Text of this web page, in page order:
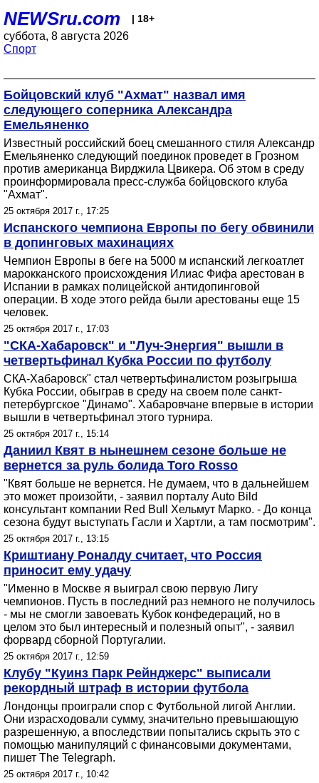
NEWSru.com | 18+
суббота, 8 августа 2026
Спорт
Бойцовский клуб "Ахмат" назвал имя
следующего соперника Александра
Емельяненко
Известный российский боец смешанного стиля Александр
Емельяненко следующий поединок проведет в Грозном
против американца Вирджила Цвикера. Об этом в среду
проинформировала пресс-служба бойцовского клуба
"Ахмат".
25 октября 2017 г., 17:25
Испанского чемпиона Европы по бегу обвинили
в допинговых махинациях
Чемпион Европы в беге на 5000 м испанский легкоатлет
марокканского происхождения Илиас Фифа арестован в
Испании в рамках полицейской антидопинговой
операции. В ходе этого рейда были арестованы еще 15
человек.
25 октября 2017 г., 17:03
"СКА-Хабаровск" и "Луч-Энергия" вышли в
четвертьфинал Кубка России по футболу
СКА-Хабаровск" стал четвертьфиналистом розыгрыша
Кубка России, обыграв в среду на своем поле санкт-
петербургское "Динамо". Хабаровчане впервые в истории
вышли в четвертьфинал этого турнира.
25 октября 2017 г., 15:14
Даниил Квят в нынешнем сезоне больше не
вернется за руль болида Toro Rosso
"Квят больше не вернется. Не думаем, что в дальнейшем
это может произойти, - заявил порталу Auto Bild
консультант компании Red Bull Хельмут Марко. - До конца
сезона будут выступать Гасли и Хартли, а там посмотрим".
25 октября 2017 г., 13:15
Криштиану Роналду считает, что Россия
приносит ему удачу
"Именно в Москве я выиграл свою первую Лигу
чемпионов. Пусть в последний раз немного не получилось
- мы не смогли завоевать Кубок конфедераций, но в
целом это был интересный и полезный опыт", - заявил
форвард сборной Португалии.
25 октября 2017 г., 12:59
Клубу "Куинз Парк Рейнджерс" выписали
рекордный штраф в истории футбола
Лондонцы проиграли спор с Футбольной лигой Англии.
Они израсходовали сумму, значительно превышающую
разрешенную, а впоследствии попытались скрыть это с
помощью манипуляций с финансовыми документами,
пишет The Telegraph.
25 октября 2017 г., 10:42